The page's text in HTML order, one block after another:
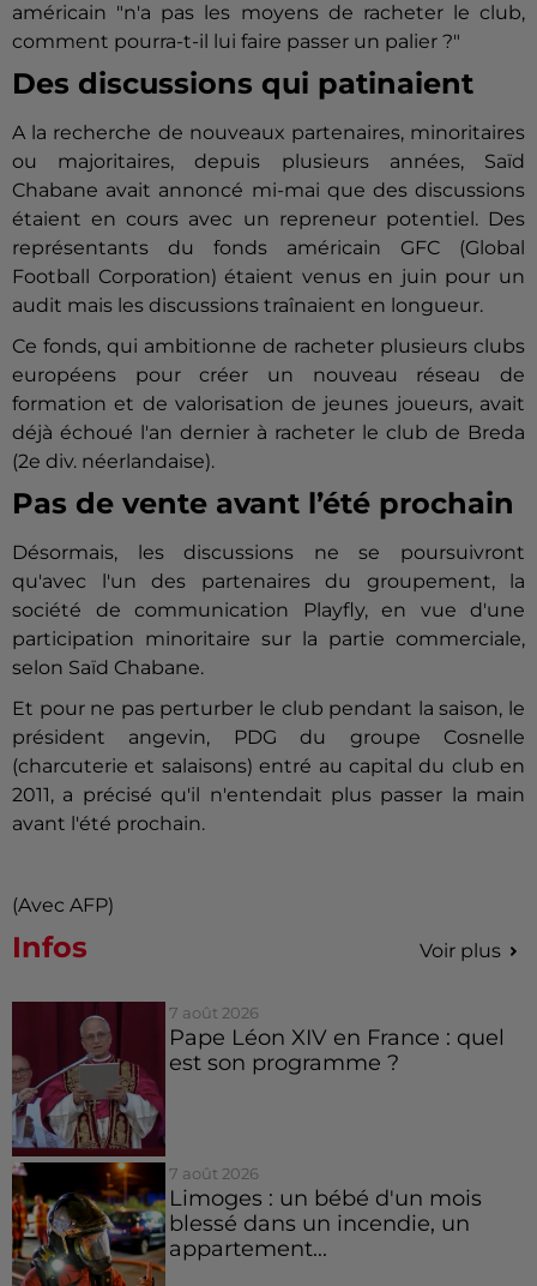
américain "n'a pas les moyens de racheter le club,
comment pourra-t-il lui faire passer un palier ?"
Des discussions qui patinaient
A la recherche de nouveaux partenaires, minoritaires
ou majoritaires, depuis plusieurs années, Saïd
Chabane avait annoncé mi-mai que des discussions
étaient en cours avec un repreneur potentiel. Des
représentants du fonds américain GFC (Global
Football Corporation) étaient venus en juin pour un
audit mais les discussions traînaient en longueur.
Ce fonds, qui ambitionne de racheter plusieurs clubs
européens pour créer un nouveau réseau de
formation et de valorisation de jeunes joueurs, avait
déjà échoué l'an dernier à racheter le club de Breda
(2e div. néerlandaise).
Pas de vente avant l’été prochain
Désormais, les discussions ne se poursuivront
qu'avec l'un des partenaires du groupement, la
société de communication Playfly, en vue d'une
participation minoritaire sur la partie commerciale,
selon Saïd Chabane.
Et pour ne pas perturber le club pendant la saison, le
président angevin, PDG du groupe Cosnelle
(charcuterie et salaisons) entré au capital du club en
2011, a précisé qu'il n'entendait plus passer la main
avant l'été prochain.
(Avec AFP)
Infos Voir plus
7 août 2026
Pape Léon XIV en France : quel
est son programme ?
7 août 2026
Limoges : un bébé d'un mois
blessé dans un incendie, un
appartement...